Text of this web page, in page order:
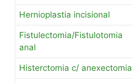
Hernioplastia incisional
Fistulectomia/Fistulotomia
anal
Histerctomia c/ anexectomia